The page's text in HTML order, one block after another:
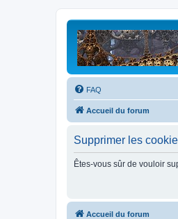
FAQ
Accueil du forum
Supprimer les
Êtes-vous sûr de vouloir
Accueil du forum